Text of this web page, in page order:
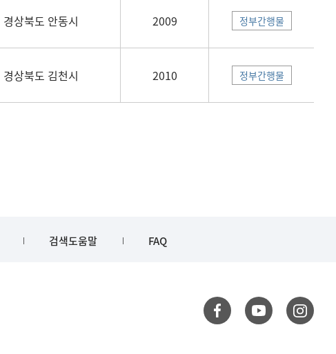
경상북도 안동시 2009 정부간행물
경상북도 김천시 2010 정부간행물
검색도움말 FAQ